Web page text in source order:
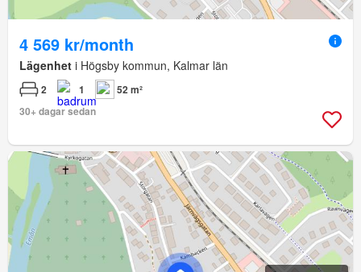
4 569 kr/month
Lägenhet i Högsby kommun, Kalmar län
2 1
52 m²
30+ dagar sedan